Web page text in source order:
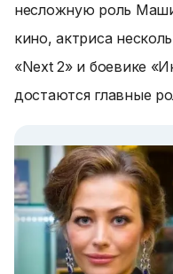
несложную роль
кино, актриса
«Next 2» и боевике
достаются главные